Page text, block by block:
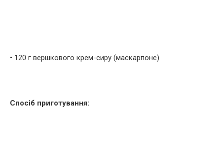
• 120 г вершкового крем-сиру (маскарпоне)
Спосіб приготування: